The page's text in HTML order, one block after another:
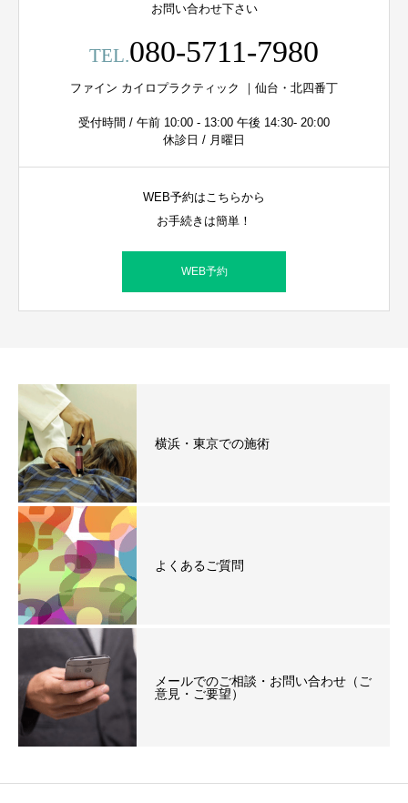
お問い合わせ下さい
TEL.080-5711-7980
ファイン カイロプラクティック ｜仙台・北四番丁
受付時間 / 午前 10:00 - 13:00 午後 14:30- 20:00
休診日 / 月曜日
WEB予約はこちらから
お手続きは簡単！
WEB予約
横浜・東京での施術
よくあるご質問
メールでのご相談・お問い合わせ（ご
意見・ご要望）